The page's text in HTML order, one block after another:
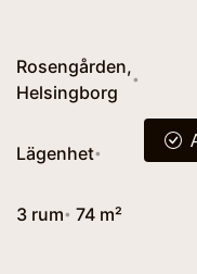
Rosengården,
Helsingborg
•
Lägenhet•
3 rum• 74 m²